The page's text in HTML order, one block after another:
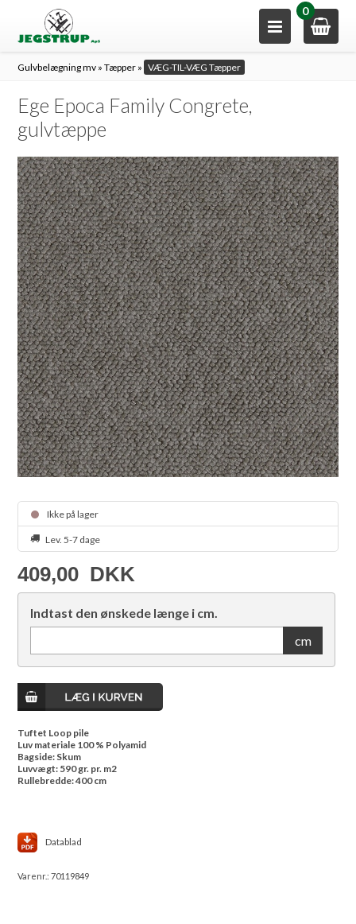
0
Gulvbelægning mv »Tæpper » VÆG-TIL-VÆG Tæpper
Ege Epoca Family Congrete,
gulvtæppe
Ikke på lager
Lev. 5-7 dage
409,00 DKK
Indtast den ønskede længe i cm.
cm
Tuftet Loop pile
Luv materiale 100 % Polyamid
Bagside: Skum
Luvvægt: 590 gr. pr. m2
Rullebredde: 400 cm
Datablad
Varenr.:70119849